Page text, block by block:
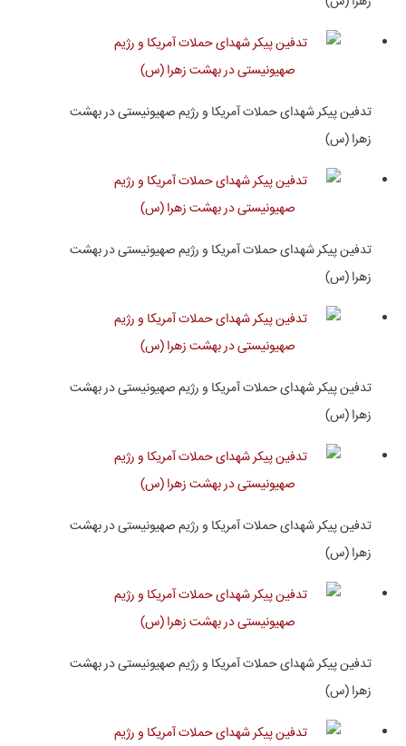
تدفین پیکر شهدای حملات آمریکا و رژیم صهیونیستی در بهشت
زهرا (س)
تدفین پیکر شهدای حملات آمریکا و رژیم صهیونیستی در بهشت
زهرا (س)
تدفین پیکر شهدای حملات آمریکا و رژیم صهیونیستی در بهشت
زهرا (س)
تدفین پیکر شهدای حملات آمریکا و رژیم صهیونیستی در بهشت
زهرا (س)
تدفین پیکر شهدای حملات آمریکا و رژیم صهیونیستی در بهشت
زهرا (س)